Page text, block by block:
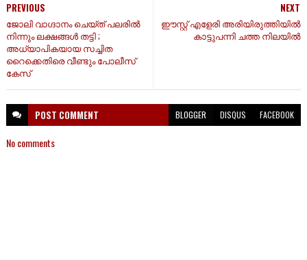
NEXT
ഈസ്റ്റ് എളേരി അരിയിരുത്തിയിൽ
കാട്ടുപന്നി ചത്ത നിലയിൽ
PREVIOUS
ജോലി വാഗ്ദാനം ചെയ്ത് പലരിൽ
നിന്നും ലക്ഷങ്ങൾ തട്ടി ;
അധ്യാപികയായ സച്ചിത
റൈക്കെതിരെ വീണ്ടും പോലീസ്
കേസ്
POST COMMENT BLOGGER DISQUS FACEBOOK
No comments